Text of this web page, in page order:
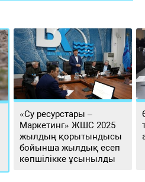
«Су ресурстары –
Маркетинг» ЖШС 2025
жылдың қорытындысы
бойынша жылдық есеп
көпшілікке ұсынылды